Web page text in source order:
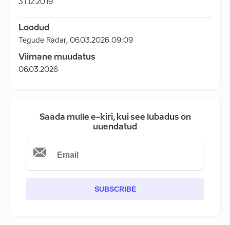
31.12.2019
Loodud
Tegude Radar, 06.03.2026 09:09
Viimane muudatus
06.03.2026
Saada mulle e-kiri, kui see lubadus on
uuendatud
SUBSCRIBE